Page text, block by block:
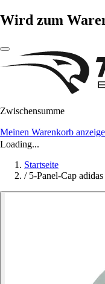
Wird zum
Zwischensumme
Meinen Warenkorb
Loading...
Startseite
/ 5-Panel-Cap